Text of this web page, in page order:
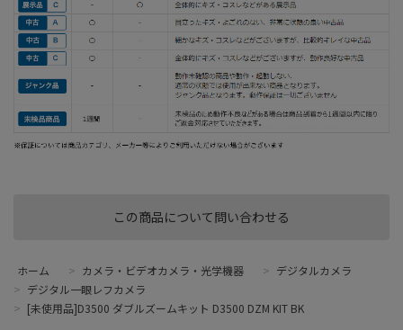
この商品について問い合わせる
ホーム > カメラ・ビデオカメラ・光学機器 > デジタルカメラ
> デジタル一眼レフカメラ
> [未使用品]D3500 ダブルズームキット D3500 DZM KIT BK